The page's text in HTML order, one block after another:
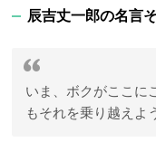
辰吉丈一郎の名言
いま、ボクがここに
もそれを乗り越えよ